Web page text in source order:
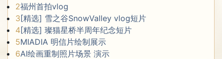
2福州首拍vlog
3[精选] 雪之谷SnowValley vlog短片
4[精选] 璨猫星桥半周年纪念短片
5MIADIA 明信片绘制展示
6AI绘画重制照片场景 演示